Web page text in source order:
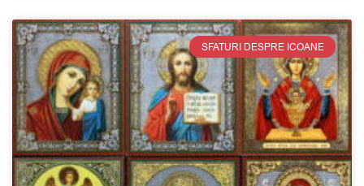
SFATURI DESPRE ICOANE